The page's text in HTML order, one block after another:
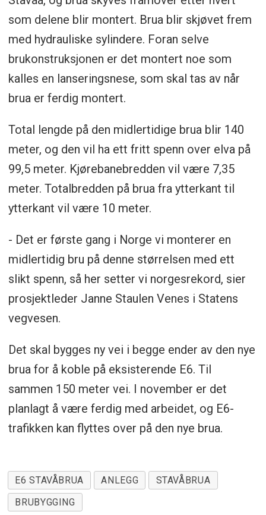
som delene blir montert. Brua blir skjøvet frem
med hydrauliske sylindere. Foran selve
brukonstruksjonen er det montert noe som
kalles en lanseringsnese, som skal tas av når
brua er ferdig montert.
Total lengde på den midlertidige brua blir 140
meter, og den vil ha ett fritt spenn over elva på
99,5 meter. Kjørebanebredden vil være 7,35
meter. Totalbredden på brua fra ytterkant til
ytterkant vil være 10 meter.
- Det er første gang i Norge vi monterer en
midlertidig bru på denne størrelsen med ett
slikt spenn, så her setter vi norgesrekord, sier
prosjektleder Janne Staulen Venes i Statens
vegvesen.
Det skal bygges ny vei i begge ender av den nye
brua for å koble på eksisterende E6. Til
sammen 150 meter vei. I november er det
planlagt å være ferdig med arbeidet, og E6-
trafikken kan flyttes over på den nye brua.
E6 STAVÅBRUA ANLEGG
STAVÅBRUA
BRUBYGGING